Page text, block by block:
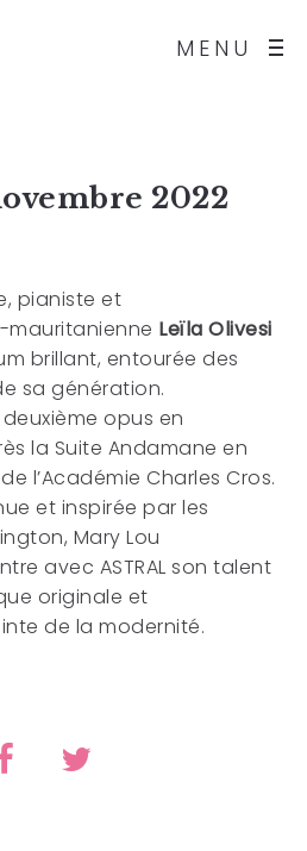
MENU
2022
pianiste et
Leïla Olivesi
brillant, entourée des
sa génération.
deuxième opus en
la Suite Andamane en
l’Académie Charles Cros.
et inspirée par les
Mary Lou
avec ASTRAL son talent
originale et
de la modernité.